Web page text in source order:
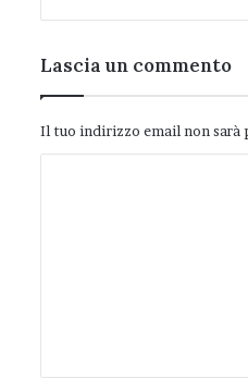
Lascia un commento
Il tuo indirizzo email non sarà